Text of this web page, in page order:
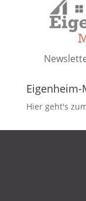
Hier geht's
DATENSCHUTZ